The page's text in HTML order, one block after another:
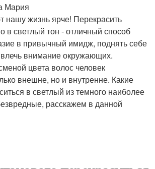
Мария
жизнь ярче! Перекрасить
в светлый тон - отличный способ
в привычный имидж, поднять себе
внимание окружающих.
цвета волос человек
внешне, но и внутренне. Какие
в светлый из темного наиболее
расскажем в данной